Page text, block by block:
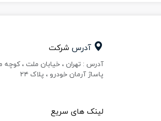
آدرس شرکت
آدرس : تهران ، خیابان ملت ، کوچه
پاساژ آرمان خودرو ، پلاک ۲۴
لینک های سریع